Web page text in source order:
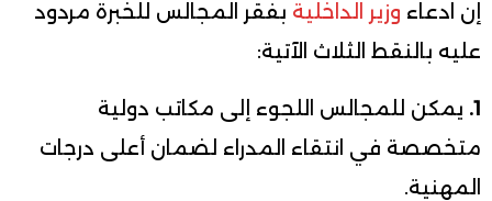
إن ادعاء وزير الداخلية بفقر المجالس للخبرة مردود
عليه بالنقط الثلاث الآتية:
1. يمكن للمجالس اللجوء إلى مكاتب دولية
متخصصة في انتقاء المدراء لضمان أعلى درجات
المهنية.